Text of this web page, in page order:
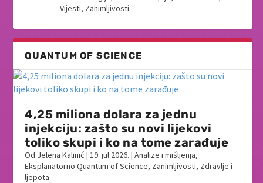
Vijesti, Zanimljivosti
QUANTUM OF SCIENCE
4,25 miliona dolara za jednu
injekciju: zašto su novi lijekovi
toliko skupi i ko na tome zarađuje
Od Jelena Kalinić |19. jul 2026. |Analize i mišljenja,
Eksplanatorno Quantum of Science, Zanimljivosti, Zdravlje i
ljepota